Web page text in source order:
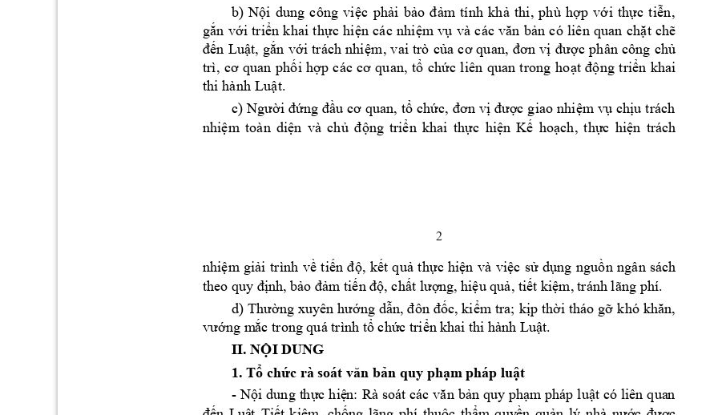
b) Nội dung công việc phải bảo đảm tính khả thi, phù hợp với thực tiễn,
gắn với triển khai thực hiện các nhiệm vụ và các văn bản có liên quan chặt chẽ
đến Luật, gắn với trách nhiệm, vai trò của cơ quan, đơn vị được phân công chủ
trì, cơ quan phối hợp các cơ quan, tổ chức liên quan trong hoạt động triển khai
thi hành Luật.
c) Người đứng đầu cơ quan, tổ chức, đơn vị được giao nhiệm vụ chịu trách
nhiệm toàn diện và chủ động triển khai thực hiện Kế hoạch, thực hiện trách
2
nhiệm giải trình về tiến độ, kết quả thực hiện và việc sử dụng nguồn ngân sách
theo quy định, bảo đảm tiến độ, chất lượng, hiệu quả, tiết kiệm, tránh lãng phí.
d) Thường xuyên hướng dẫn, đôn đốc, kiểm tra; kịp thời tháo gỡ khó khăn,
vướng mắc trong quá trình tổ chức triển khai thi hành Luật.
II. NỘI DUNG
1. Tổ chức rà soát văn bản quy phạm pháp luật
- Nội dung thực hiện: Rà soát các văn bản quy phạm pháp luật có liên quan